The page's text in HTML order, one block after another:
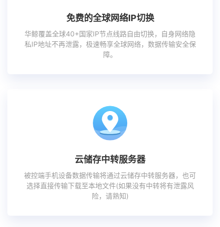
免费的全球网络IP切换
华鲸覆盖全球40+国家IP节点线路自由切换，自身网络隐
私IP地址不再泄露，极速畅享全球网络，数据传输安全保
障。
云储存中转服务器
被控端手机设备数据传输将通过云储存中转服务器，也可
选择直接传输下载至本地文件(如果没有中转将有泄露风
险，请熟知)